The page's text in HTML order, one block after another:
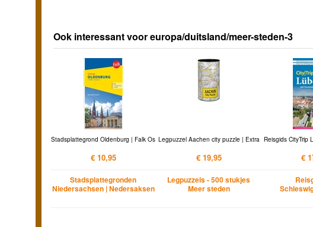
Ook interessant voor europa/duitsland/meer-steden-3
Stadsplattegrond Oldenburg | Falk Os
€ 10,95
Stadsplattegronden
Niedersachsen | Nedersaksen
Legpuzzel Aachen city puzzle | Extra
€ 19,95
Legpuzzels - 500 stukjes
Meer steden
Reisgids CityTrip
€